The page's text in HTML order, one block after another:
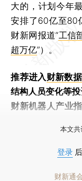
大的，计划今年
安排了60亿至80
财新网报道“工信
超万亿”）。
推荐进入财新数
结构人员变化等投
财新机器人产业
本文共
登录
财新通